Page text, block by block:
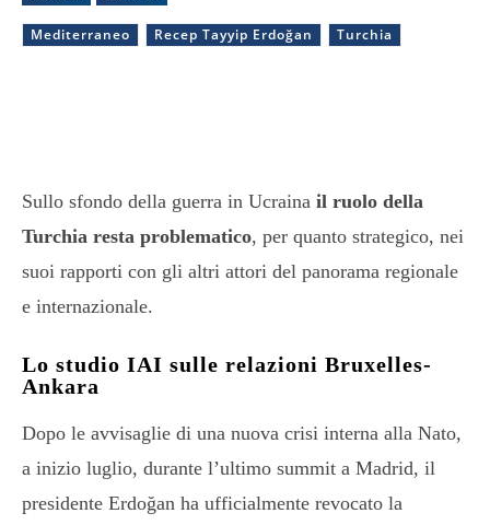
Mediterraneo Recep Tayyip Erdoğan Turchia
Sullo sfondo della guerra in Ucraina il ruolo della
Turchia resta problematico, per quanto strategico, nei
suoi rapporti con gli altri attori del panorama regionale
e internazionale.
Lo studio IAI sulle relazioni Bruxelles-
Ankara
Dopo le avvisaglie di una nuova crisi interna alla Nato,
a inizio luglio, durante l’ultimo summit a Madrid, il
presidente Erdoğan ha ufficialmente revocato la